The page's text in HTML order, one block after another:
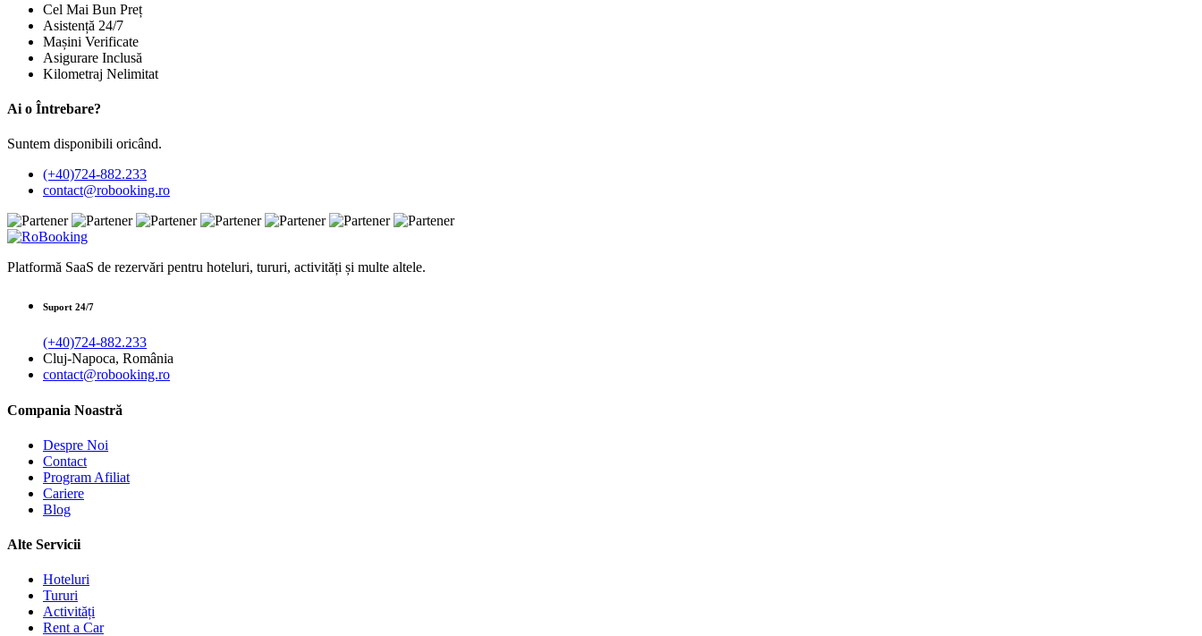
Cel Mai Bun Preț
Asistență 24/7
Mașini Verificate
Asigurare Inclusă
Kilometraj Nelimitat
Ai o Întrebare?
Suntem disponibili oricând.
(+40)724-882.233
contact@robooking.ro
Platformă SaaS de rezervări pentru hoteluri, tururi, activități și multe altele.
Suport 24/7
(+40)724-882.233
Cluj-Napoca, România
contact@robooking.ro
Compania Noastră
Despre Noi
Contact
Program Afiliat
Cariere
Blog
Alte Servicii
Hoteluri
Tururi
Activități
Rent a Car